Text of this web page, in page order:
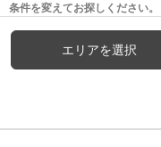
条件を変えてお探しください。
エリアを選択